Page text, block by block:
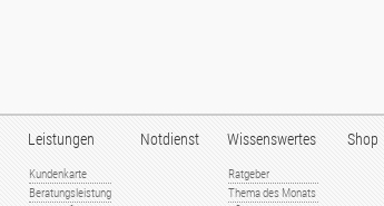
Leistungen
Kundenkarte
Beratungsleistung
Notdienst Wissenswertes
Ratgeber
Thema des Monats
Shop